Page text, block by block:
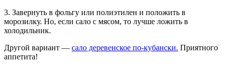
3. Завернуть в фольгу или полиэтилен и положить в
морозилку. Но, если сало с мясом, то лучше ложить в
холодильник.
Другой вариант — сало деревенское по-кубански. Приятного
аппетита!